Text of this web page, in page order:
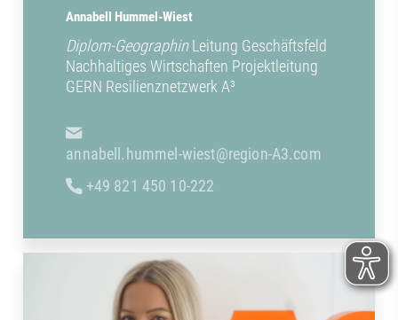
Annabell Hummel-Wiest
Diplom-GeographinLeitung Geschäftsfeld
Nachhaltiges Wirtschaften Projektleitung
GERN Resilienznetzwerk A³
annabell.hummel-wiest@region-A3.com
+49 821 450 10-222